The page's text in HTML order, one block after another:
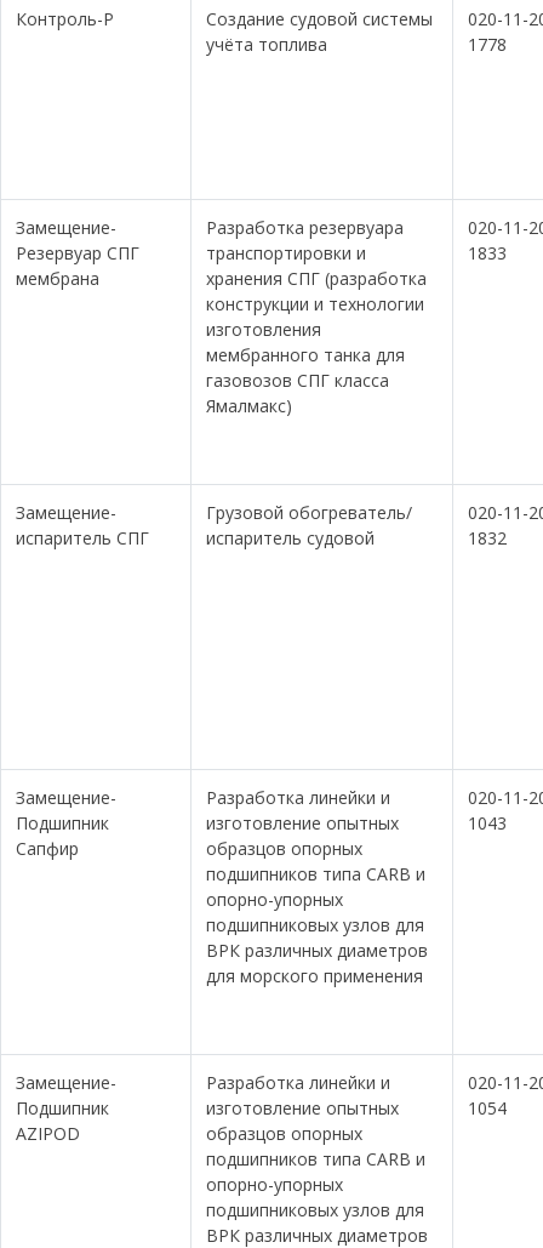
Контроль-Р
Создание судовой системы
учёта топлива
020-11-
1778
Замещение-
Резервуар СПГ
мембрана
Разработка резервуара
транспортировки и
хранения СПГ (разработка
конструкции и технологии
изготовления
мембранного танка для
газовозов СПГ класса
Ямалмакс)
020-11-
1833
Замещение-
испаритель СПГ
Грузовой обогреватель/
испаритель судовой
020-11-
1832
Замещение-
Подшипник
Сапфир
Разработка линейки и
изготовление опытных
образцов опорных
подшипников типа CARB и
опорно-упорных
подшипниковых узлов для
ВРК различных диаметров
для морского применения
020-11-
1043
Замещение-
Подшипник
AZIPOD
Разработка линейки и
изготовление опытных
образцов опорных
подшипников типа CARB и
опорно-упорных
подшипниковых узлов для
ВРК различных диаметров
020-11-
1054